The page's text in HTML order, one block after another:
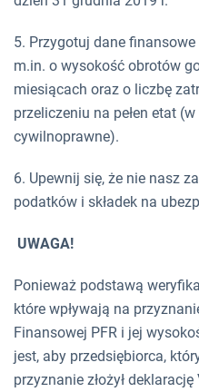
5. Przygotuj dane
m.in. o wysokość obrotów
miesiącach oraz o liczbę
przeliczeniu na pełen etat
cywilnoprawne).
6. Upewnij się, że nie nasz
podatków i składek na
UWAGA!
Ponieważ podstawą
które wpływają na
Finansowej PFR i jej
jest, aby przedsiębiorca,
przyznanie złożył